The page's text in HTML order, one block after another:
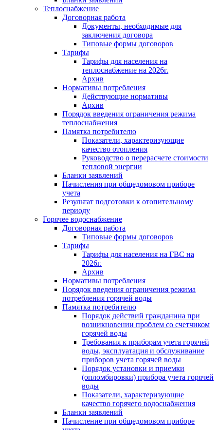
Теплоснабжение
Договорная работа
Документы, необходимые для
заключения договора
Типовые формы договоров
Тарифы
Тарифы для населения на
теплоснабжение на 2026г.
Архив
Нормативы потребления
Действующие нормативы
Архив
Порядок введения ограничения режима
теплоснабжения
Памятка потребителю
Показатели, характеризующие
качество отопления
Руководство о перерасчете стоимости
тепловой энергии
Бланки заявлений
Начисления при общедомовом приборе
учета
Результат подготовки к отопительному
периоду
Горячее водоснабжение
Договорная работа
Типовые формы договоров
Тарифы
Тарифы для населения на ГВС на
2026г.
Архив
Нормативы потребления
Порядок введения ограничения режима
потребления горячей воды
Памятка потребителю
Порядок действий гражданина при
возникновении проблем со счетчиком
горячей воды
Требования к приборам учета горячей
воды, эксплуатация и обслуживание
приборов учета горячей воды
Порядок установки и приемки
(опломбировки) прибора учета горячей
воды
Показатели, характеризующие
качество горячего водоснабжения
Бланки заявлений
Начисление при общедомовом приборе